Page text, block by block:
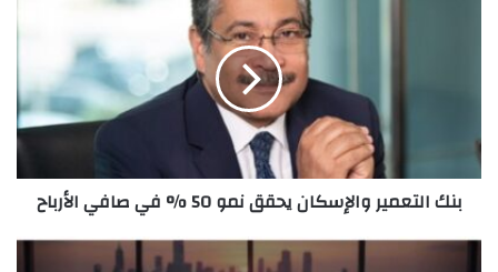
في
صافي
الأرباحبنك التعمير والإسكان يحقق نمو 50 % في صافي الأرباح
A